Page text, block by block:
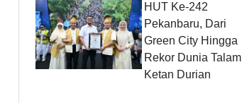
HUT Ke-242
Pekanbaru, Dari
Green City Hingga
Rekor Dunia Talam
Ketan Durian